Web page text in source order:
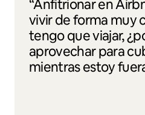
“Anfitrionar en
vivir de forma muy
tengo que viajar,
aprovechar para
mientras estoy